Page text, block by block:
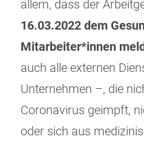
allem, dass der
16.03.2022 dem
Mitarbeiter*innen
auch alle externen
Unternehmen –, die
Coronavirus geimpft,
oder sich aus